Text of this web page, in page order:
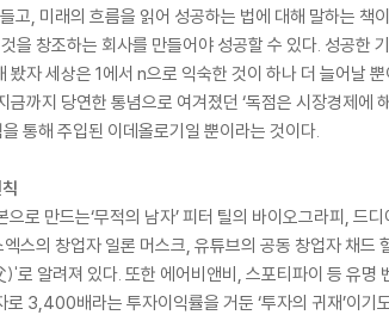
고, 미래의 흐름을 읽어 성공하는 법에 대해 말하는 책
을 창조하는 회사를 만들어야 성공할 수 있다. 성공한
자 세상은 1에서 n으로 익숙한 것이 하나 더 늘어날
까지 당연한 통념으로 여겨졌던 ‘독점은 시장경제에
통해 주입된 이데올로기일 뿐이라는 것이다.
로 만드는‘무적의 남자’ 피터 틸의 바이오그라피, 드
스의 창업자 일론 머스크, 유튜브의 공동 창업자 채드
로 알려져 있다. 또한 에어비앤비, 스포티파이 등 유명
3,400배라는 투자이익률을 거둔 ‘투자의 귀재’이기